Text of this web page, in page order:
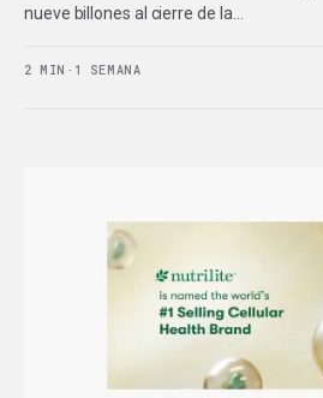
nueve billones al cierre de la…
2 MIN · 1 SEMANA